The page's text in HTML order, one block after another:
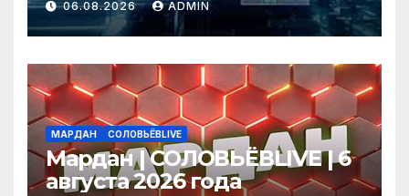
06.08.2026 ADMIN
МАРДАН СОЛОВЬЁВLIVE
Мардан | СОЛОВЬЁВLIVE | 6
августа 2026 года